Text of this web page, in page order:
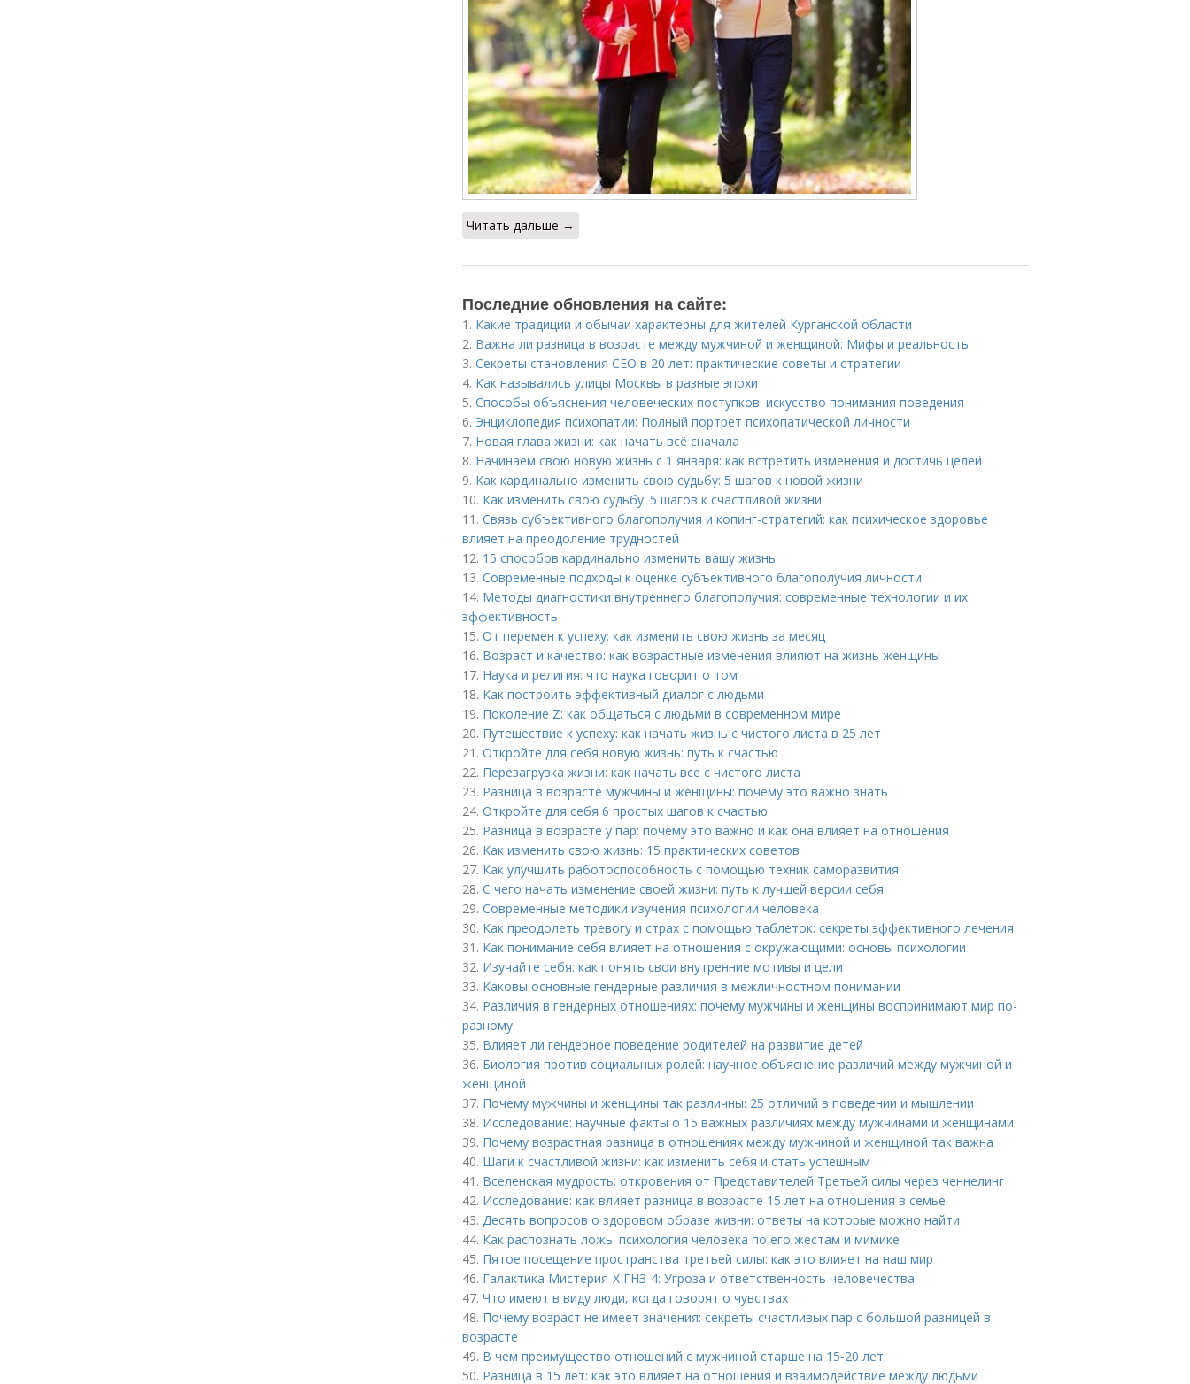
Читать дальше →
Последние обновления на сайте:
1. Какие традиции и обычаи характерны для жителей Курганской области
2. Важна ли разница в возрасте между мужчиной и женщиной: Мифы и реальность
3. Секреты становления CEO в 20 лет: практические советы и стратегии
4. Как назывались улицы Москвы в разные эпохи
5. Способы объяснения человеческих поступков: искусство понимания поведения
6. Энциклопедия психопатии: Полный портрет психопатической личности
7. Новая глава жизни: как начать всё сначала
8. Начинаем свою новую жизнь с 1 января: как встретить изменения и достичь целей
9. Как кардинально изменить свою судьбу: 5 шагов к новой жизни
10. Как изменить свою судьбу: 5 шагов к счастливой жизни
11. Связь субъективного благополучия и копинг-стратегий: как психическое здоровье
влияет на преодоление трудностей
12. 15 способов кардинально изменить вашу жизнь
13. Современные подходы к оценке субъективного благополучия личности
14. Методы диагностики внутреннего благополучия: современные технологии и их
эффективность
15. От перемен к успеху: как изменить свою жизнь за месяц
16. Возраст и качество: как возрастные изменения влияют на жизнь женщины
17. Наука и религия: что наука говорит о том
18. Как построить эффективный диалог с людьми
19. Поколение Z: как общаться с людьми в современном мире
20. Путешествие к успеху: как начать жизнь с чистого листа в 25 лет
21. Откройте для себя новую жизнь: путь к счастью
22. Перезагрузка жизни: как начать все с чистого листа
23. Разница в возрасте мужчины и женщины: почему это важно знать
24. Откройте для себя 6 простых шагов к счастью
25. Разница в возрасте у пар: почему это важно и как она влияет на отношения
26. Как изменить свою жизнь: 15 практических советов
27. Как улучшить работоспособность с помощью техник саморазвития
28. С чего начать изменение своей жизни: путь к лучшей версии себя
29. Современные методики изучения психологии человека
30. Как преодолеть тревогу и страх с помощью таблеток: секреты эффективного лечения
31. Как понимание себя влияет на отношения с окружающими: основы психологии
32. Изучайте себя: как понять свои внутренние мотивы и цели
33. Каковы основные гендерные различия в межличностном понимании
34. Различия в гендерных отношениях: почему мужчины и женщины воспринимают мир по-
разному
35. Влияет ли гендерное поведение родителей на развитие детей
36. Биология против социальных ролей: научное объяснение различий между мужчиной и
женщиной
37. Почему мужчины и женщины так различны: 25 отличий в поведении и мышлении
38. Исследование: научные факты о 15 важных различиях между мужчинами и женщинами
39. Почему возрастная разница в отношениях между мужчиной и женщиной так важна
40. Шаги к счастливой жизни: как изменить себя и стать успешным
41. Вселенская мудрость: откровения от Представителей Третьей силы через ченнелинг
42. Исследование: как влияет разница в возрасте 15 лет на отношения в семье
43. Десять вопросов о здоровом образе жизни: ответы на которые можно найти
44. Как распознать ложь: психология человека по его жестам и мимике
45. Пятое посещение пространства третьей силы: как это влияет на наш мир
46. Галактика Мистерия-Х ГНЗ-4: Угроза и ответственность человечества
47. Что имеют в виду люди, когда говорят о чувствах
48. Почему возраст не имеет значения: секреты счастливых пар с большой разницей в
возрасте
49. В чем преимущество отношений с мужчиной старше на 15-20 лет
50. Разница в 15 лет: как это влияет на отношения и взаимодействие между людьми